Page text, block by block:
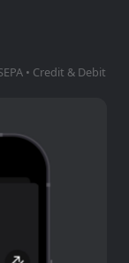
• Credit & Debit